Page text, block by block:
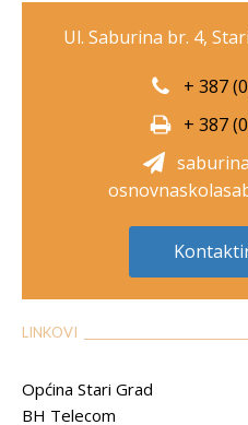
Ul. Saburina br. 4,
+ 387
+ 387
LINKOVI
Općina Stari Grad
BH Telecom